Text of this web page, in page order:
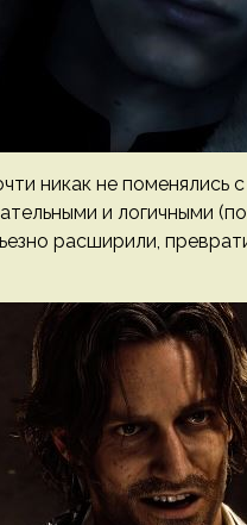
никак не
и логичными
расширили,